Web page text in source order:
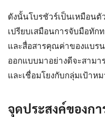
ดังนั้นโบรชัวร์เป็นเหมือน
เปรียบเสมือนการจับมือทัก
และสื่อสารคุณค่าของแบร
ออกแบบมาอย่างดีจะสามา
และเชื่อมโยงกับกลุ่มเป้าห
จุดประสงค์ของก